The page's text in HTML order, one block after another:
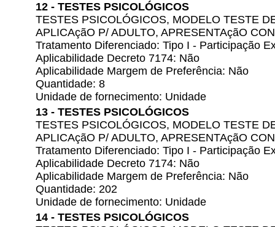
12 - TESTES PSICOLÓGICOS
TESTES PSICOLÓGICOS, MODELO TESTE
APLICAçãO P/ ADULTO, APRESENTAçãO
Tratamento Diferenciado: Tipo I - Participação
Aplicabilidade Decreto 7174: Não
Aplicabilidade Margem de Preferência: Não
Quantidade: 8
Unidade de fornecimento: Unidade
13 - TESTES PSICOLÓGICOS
TESTES PSICOLÓGICOS, MODELO TESTE
APLICAçãO P/ ADULTO, APRESENTAçãO
Tratamento Diferenciado: Tipo I - Participação
Aplicabilidade Decreto 7174: Não
Aplicabilidade Margem de Preferência: Não
Quantidade: 202
Unidade de fornecimento: Unidade
14 - TESTES PSICOLÓGICOS